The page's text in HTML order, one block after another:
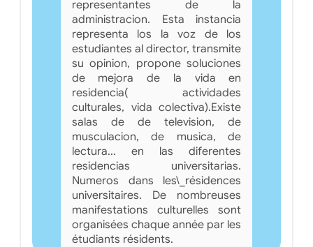
representantes de la
administracion. Esta instancia
representa los la voz de los
estudiantes al director, transmite
su opinion, propone soluciones
de mejora de la vida en
residencia( actividades
culturales, vida colectiva).Existe
salas de de television, de
musculacion, de musica, de
lectura... en las diferentes
residencias universitarias.
Numeros dans les\_résidences
universitaires. De nombreuses
manifestations culturelles sont
organisées chaque année par les
étudiants résidents.